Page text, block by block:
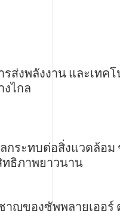
ส่งพลังงาน และเทค
ไกล
กระทบต่อสิ่งแวดล้อม
ทธิภาพยาวนาน
ญของซัพพลายเออร์